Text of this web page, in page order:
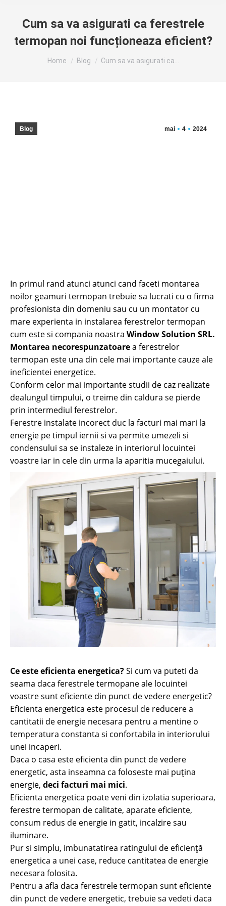
Cum sa va asigurati ca ferestrele
termopan noi funcționeaza eficient?
You are here:
Home Blog Cum sa va asigurati ca…
mai 4 2024
Blog
In primul rand atunci atunci cand faceti montarea
noilor geamuri termopan trebuie sa lucrati cu o firma
profesionista din domeniu sau cu un montator cu
mare experienta in instalarea ferestrelor termopan
cum este si compania noastra Window Solution SRL.
Montarea necorespunzatoarea ferestrelor
termopan este una din cele mai importante cauze ale
ineficientei energetice.
Conform celor mai importante studii de caz realizate
dealungul timpului, o treime din caldura se pierde
prin intermediul ferestrelor.
Ferestre instalate incorect duc la facturi mai mari la
energie pe timpul iernii si va permite umezeli si
condensului sa se instaleze in interiorul locuintei
voastre iar in cele din urma la aparitia mucegaiului.
Ce este eficienta energetica?Si cum va puteti da
seama daca ferestrele termopane ale locuintei
voastre sunt eficiente din punct de vedere energetic?
Eficienta energetica este procesul de reducere a
cantitatii de energie necesara pentru a mentine o
temperatura constanta si confortabila in interiorului
unei incaperi.
Daca o casa este eficienta din punct de vedere
energetic, asta inseamna ca foloseste mai puțina
energie, deci facturi mai mici.
Eficienta energetica poate veni din izolatia superioara,
ferestre termopan de calitate, aparate eficiente,
consum redus de energie in gatit, incalzire sau
iluminare.
Pur si simplu, imbunatatirea ratingului de eficiență
energetica a unei case, reduce cantitatea de energie
necesara folosita.
Pentru a afla daca ferestrele termopan sunt eficiente
din punct de vedere energetic, trebuie sa vedeti daca